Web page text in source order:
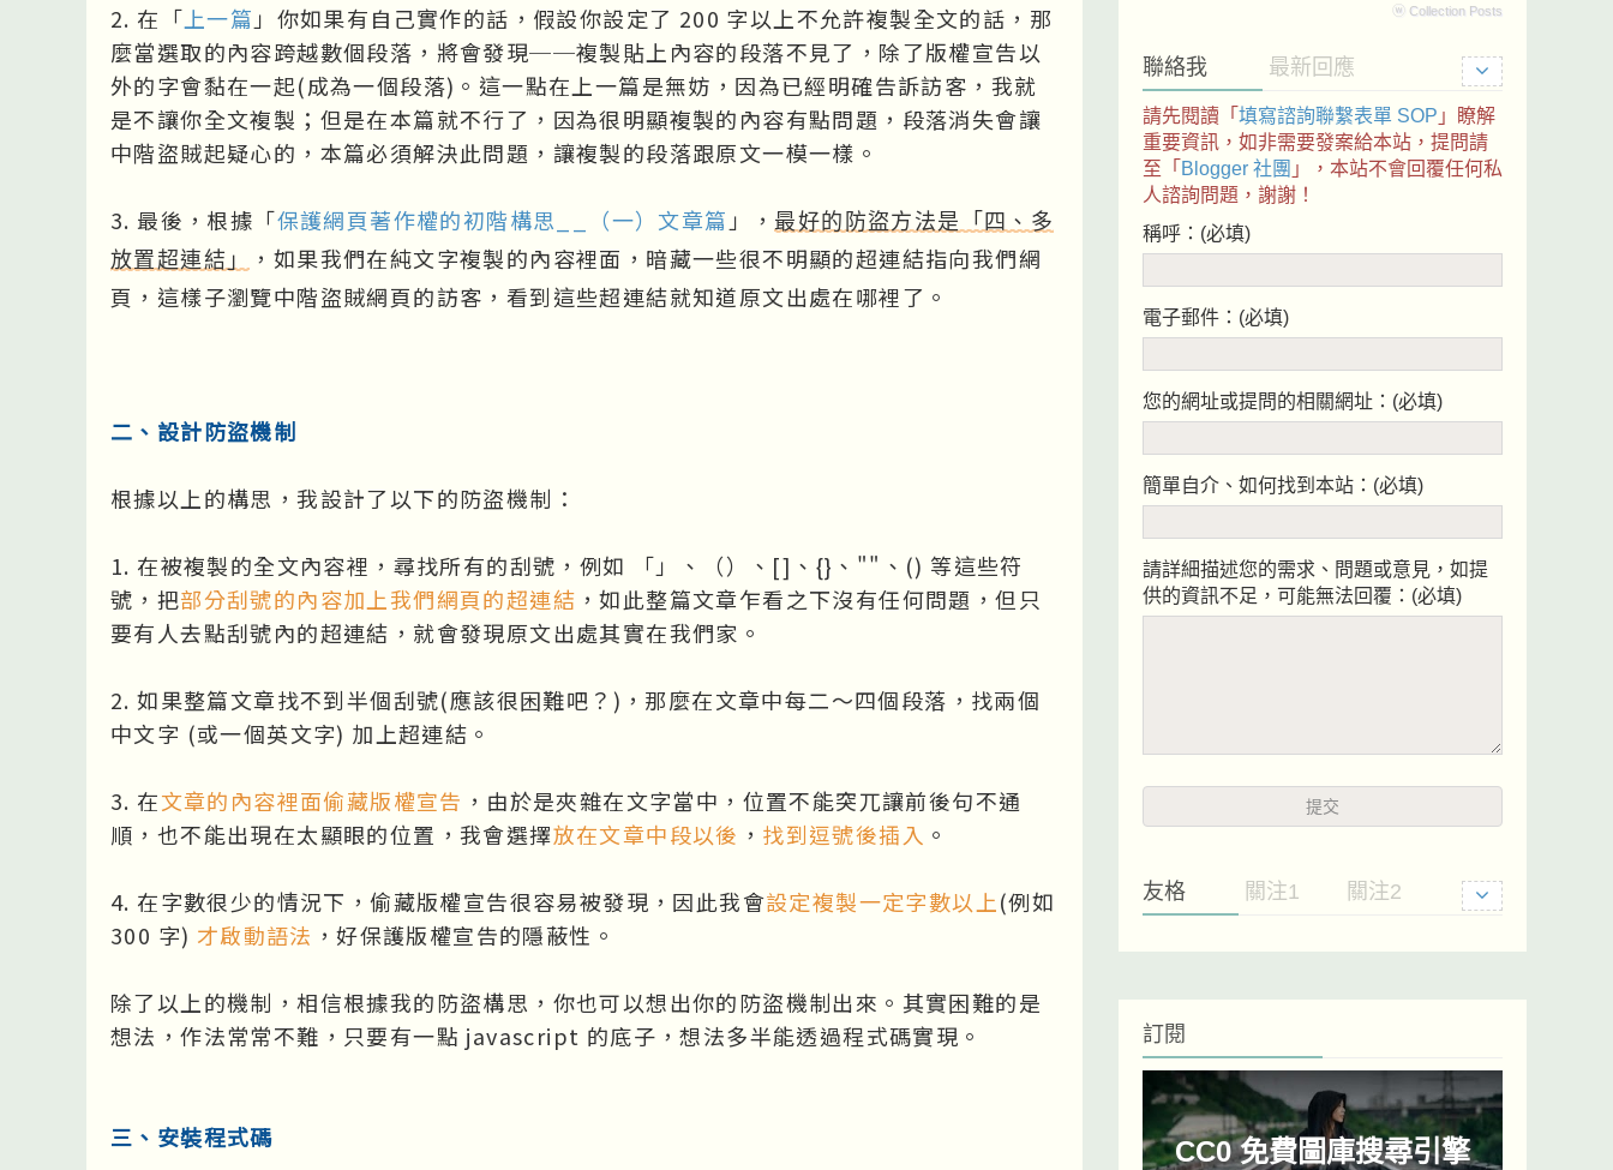
2. 在「 上一篇 」你如果有自己實作的話，假設你設定了 200 字以上不允許複製全文的話，那
麼當選取的內容跨越數個段落，將會發現──複製貼上內容的段落不見了，除了版權宣告以
外的字會黏在一起(成為一個段落)。這一點在上一篇是無妨，因為已經明確告訴訪客，我就
是不讓你全文複製；但是在本篇就不行了，因為很明顯複製的內容有點問題，段落消失會讓
中階盜賊起疑心的，本篇必須解決此問題，讓複製的段落跟原文一模一樣。
3. 最後，根據「保護網頁著作權的初階構思__（一）文章篇 」， 最好的防盜方法是「四、多
放置超連結」
，如果我們在純文字複製的內容裡面，暗藏一些很不明顯的超連結指向我們網
頁，這樣子瀏覽中階盜賊網頁的訪客，看到這些超連結就知道原文出處在哪裡了。
二、設計防盜機制
根據以上的構思，我設計了以下的防盜機制：
1. 在被複製的全文內容裡，尋找所有的刮號，例如 「」、（）、[]、{}、""、() 等這些符
號，把部分刮號的內容加上我們網頁的超連結 ，如此整篇文章乍看之下沒有任何問題，但只
要有人去點刮號內的超連結，就會發現原文出處其實在我們家。
2. 如果整篇文章找不到半個刮號(應該很困難吧？)，那麼在文章中每二～四個段落，找兩個
中文字 (或一個英文字) 加上超連結。
3. 在文章的內容裡面偷藏版權宣告 ，由於是夾雜在文字當中，位置不能突兀讓前後句不通
順，也不能出現在太顯眼的位置，我會選擇放在文章中段以後 ， 找到逗號後插入 。
4. 在字數很少的情況下，偷藏版權宣告很容易被發現，因此我會設定複製一定字數以上(例如
300 字) 才啟動語法 ，好保護版權宣告的隱蔽性。
除了以上的機制，相信根據我的防盜構思，你也可以想出你的防盜機制出來。其實困難的是
想法，作法常常不難，只要有一點 javascript 的底子，想法多半能透過程式碼實現。
三、安裝程式碼
ⓦ Collection Posts
聯絡我 最新回應
請先閱讀「 填寫諮詢聯繫表單 SOP 」瞭解
重要資訊，如非需要發案給本站，提問請
至「 Blogger 社團 」，本站不會回覆任何私
人諮詢問題，謝謝！
稱呼：(必填)
電子郵件：(必填)
您的網址或提問的相關網址：(必填)
簡單自介、如何找到本站：(必填)
請詳細描述您的需求、問題或意見，如提
供的資訊不足，可能無法回覆：(必填)
友格 關注1 關注2
訂閱
CC0 免費圖庫搜尋引擎